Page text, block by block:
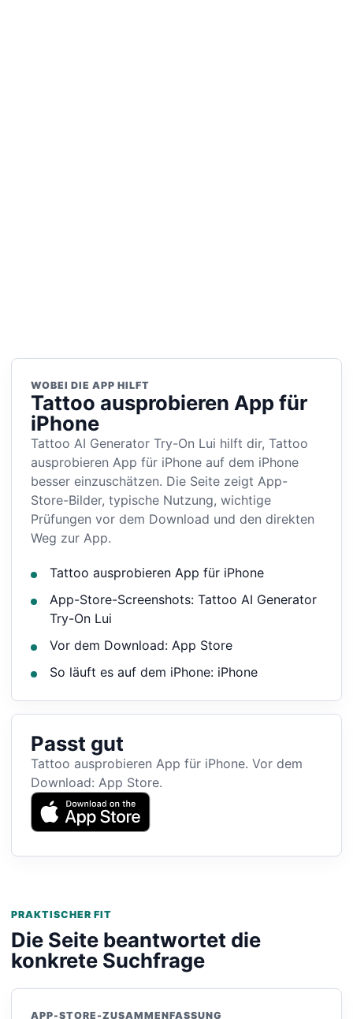
WOBEI DIE APP HILFT
Tattoo ausprobieren App für
iPhone
Tattoo AI Generator Try-On Lui hilft dir, Tattoo
ausprobieren App für iPhone auf dem iPhone
besser einzuschätzen. Die Seite zeigt App-
Store-Bilder, typische Nutzung, wichtige
Prüfungen vor dem Download und den direkten
Weg zur App.
Tattoo ausprobieren App für iPhone
App-Store-Screenshots: Tattoo AI Generator
Try-On Lui
Vor dem Download: App Store
So läuft es auf dem iPhone: iPhone
Passt gut
Tattoo ausprobieren App für iPhone. Vor dem
Download: App Store.
PRAKTISCHER FIT
Die Seite beantwortet die
konkrete Suchfrage
APP-STORE-ZUSAMMENFASSUNG